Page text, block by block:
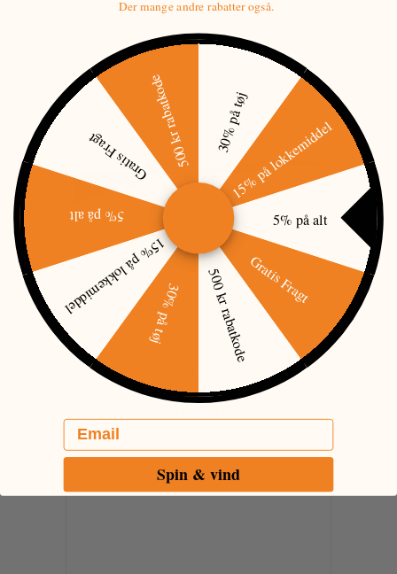
SAVAGE 64F - HALVAUTOMAT .22LR
Der mange andre rabatter også.
30% på tøj
15% på lokkemiddel
5% på alt
Gratis Fragt
500 kr rabatkode
30% på tøj
15% på lokkemiddel
5% på alt
Gratis Fragt500 kr rabatkode
Email
Spin & vind